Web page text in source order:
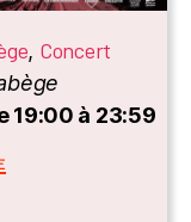
, Concert
19:00 à 23:59